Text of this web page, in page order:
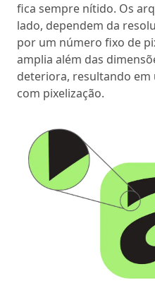
fica sempre nítido. Os
lado, dependem da
por um número fixo de
amplia além das
deteriora, resultando
com pixelização.